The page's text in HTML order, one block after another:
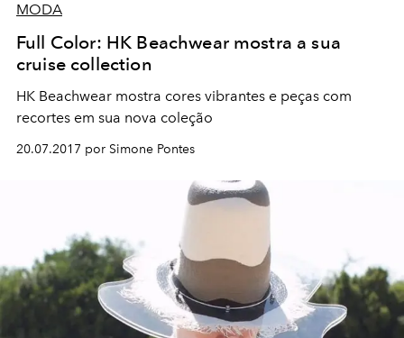
MODA
Full Color: HK Beachwear mostra a sua
cruise collection
HK Beachwear mostra cores vibrantes e peças com
recortes em sua nova coleção
20.07.2017 por Simone Pontes